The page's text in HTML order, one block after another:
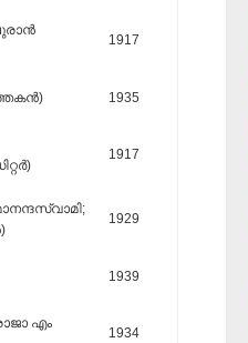
1917
1935
1917
1929
1939
എം
1934